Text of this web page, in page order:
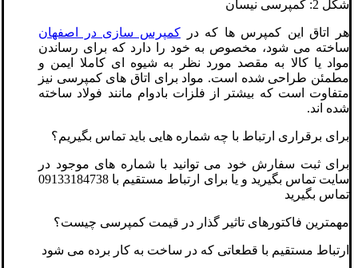
شکل 2: کمپرسی نیسان
هر اتاق این کمپرس ها که درکمپرس سازی در اصفهان
ساخته می شود، مخصوص به خود را دارد که برای رساندن
مواد یا کالا به مقصد مورد نظر به شیوه ای کاملا ایمن و
مطمئن طراحی شده است. مواد برای اتاق های کمپرسی نیز
متفاوت است که بیشتر از فلزات بادوام مانند فولاد ساخته
شده اند.
برای برقراری ارتباط با چه شماره هایی باید تماس بگیریم؟
برای ثبت سفارش خود می توانید با شماره های موجود در
سایت تماس بگیرید و یا برای ارتباط مستقیم با 09133184738
تماس بگیرید
مهمترین فاکتورهای تاثیر گذار در قیمت کمپرسی چیست؟
ارتباط مستقیم با قطعاتی که در ساخت به کار برده می شود